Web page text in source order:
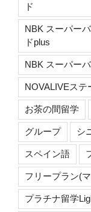
ド
NBK スーパー
ドplus
NBK スーパー
NOVALIVEステ
お茶の間留学
グループ シ
スペイン語
フリープラン(
プラチナ留学